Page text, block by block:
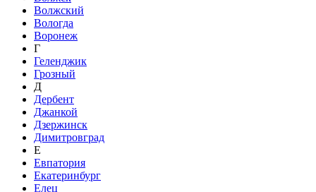
Волжский
Вологда
Воронеж
Г
Геленджик
Грозный
Д
Дербент
Джанкой
Дзержинск
Димитровград
Е
Евпатория
Екатеринбург
Елец